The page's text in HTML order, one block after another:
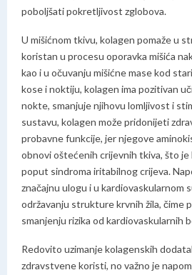
poboljšati pokretljivost zglobova.
U mišićnom tkivu, kolagen pomaže u
koristan u procesu oporavka mišića
kao i u očuvanju mišićne mase kod
kose i noktiju, kolagen ima pozitivan
nokte, smanjuje njihovu lomljivost i
sustavu, kolagen može pridonijeti
probavne funkcije, jer njegove
obnovi oštećenih crijevnih tkiva, što je
poput sindroma iritabilnog crijeva.
značajnu ulogu i u kardiovaskularnom
održavanju strukture krvnih žila, čime
smanjenju rizika od kardiovaskularnih
Redovito uzimanje kolagenskih
zdravstvene koristi, no važno je